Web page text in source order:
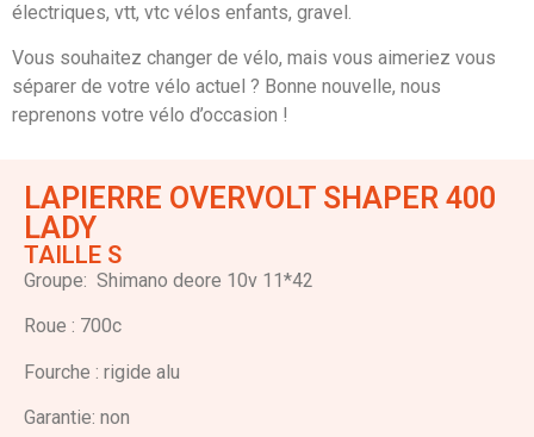
électriques, vtt, vtc vélos enfants, gravel.
Vous souhaitez changer de vélo, mais vous aimeriez vous
séparer de votre vélo actuel ? Bonne nouvelle, nous
reprenons votre vélo d’occasion !
LAPIERRE OVERVOLT SHAPER 400
LADY
TAILLE S
Groupe: Shimano deore 10v 11*42
Roue : 700c
Fourche : rigide alu
Garantie: non